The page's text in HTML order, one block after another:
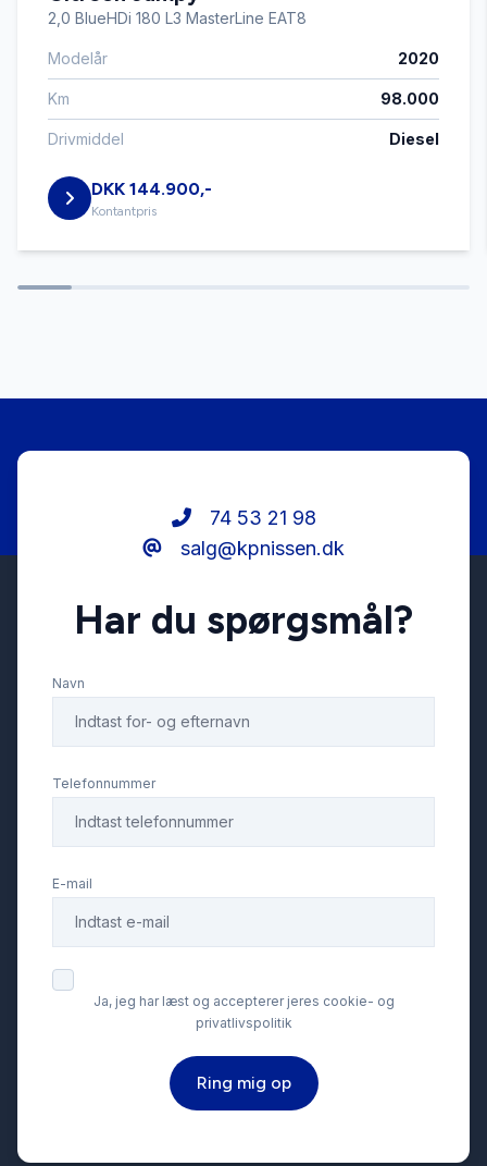
Isofix
Kørecomputer
LED kørelys
USB tilslutning
Vejbaneassistent
2,0 BlueHDi 180 L3 MasterLine EAT8
Modelår 2020
Km 98.000
Drivmiddel Diesel
DKK 144.900,-
Kontantpris
74 53 21 98
salg@kpnissen.dk
Har du spørgsmål?
Navn
Telefonnummer
E-mail
Ja, jeg har læst og accepterer jeres cookie- og
privatlivspolitik
Ring mig op